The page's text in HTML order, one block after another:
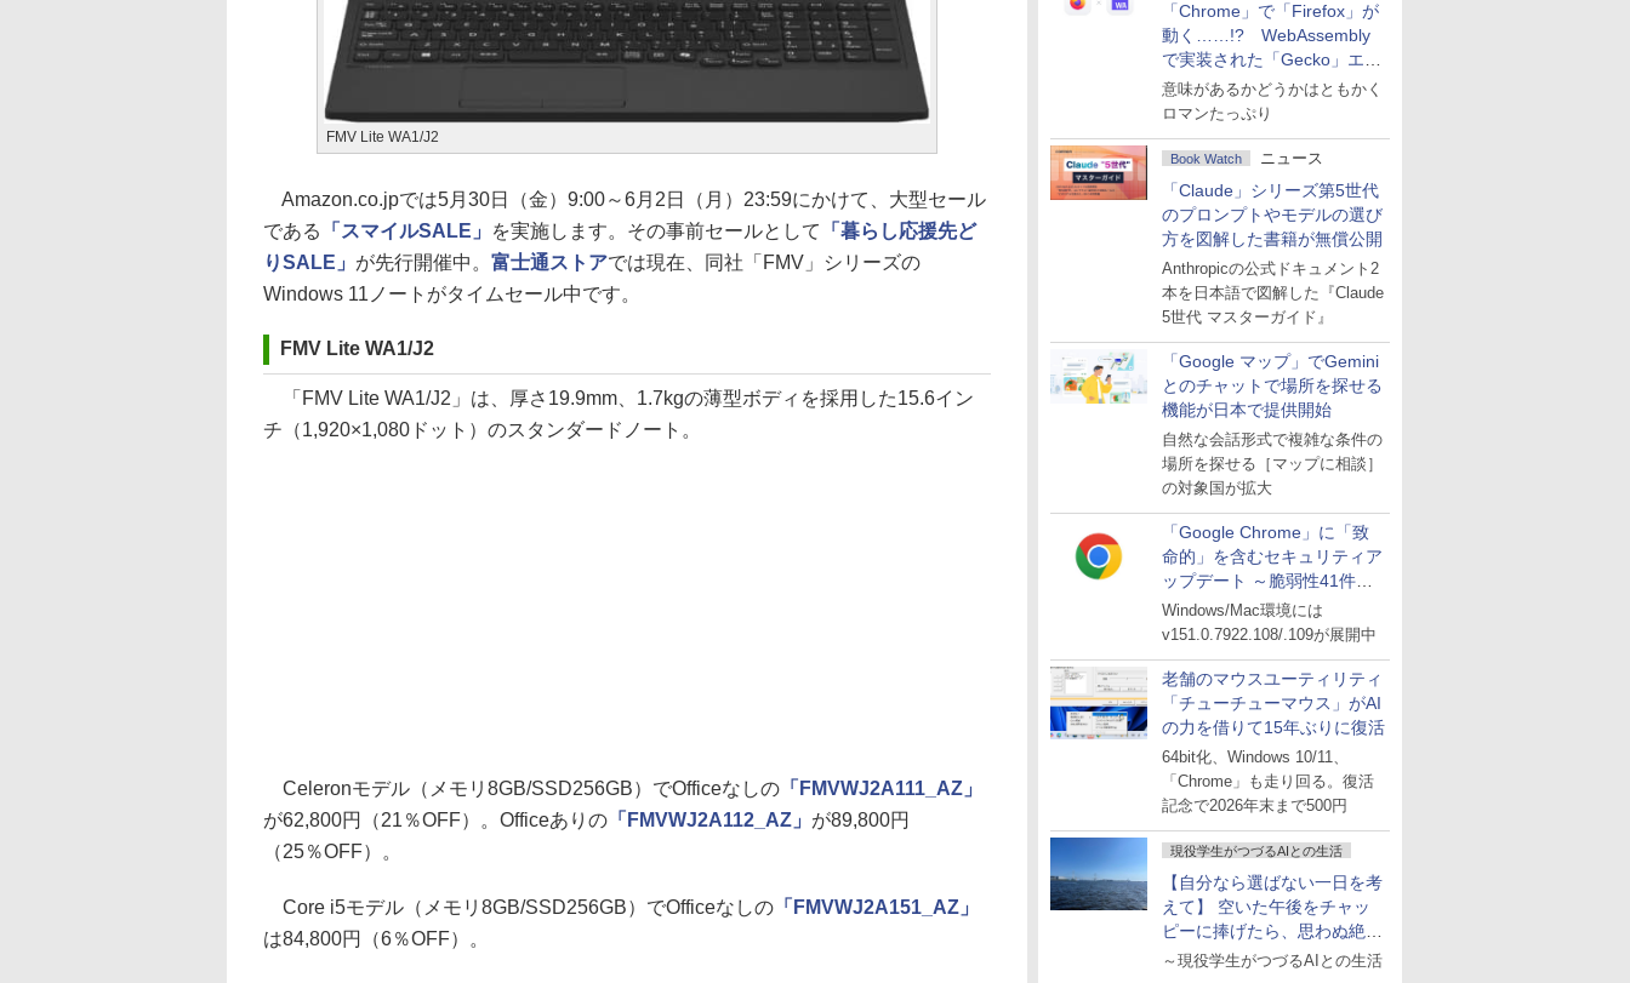
「Chrome」で「Firefox」が
動く……!? WebAssembly
で実装された「Gecko」エン
ジン
意味があるかどうかはともかく
ロマンたっぷり
Book Watch ニュース
「Claude」シリーズ第5世代
のプロンプトやモデルの選び
方を図解した書籍が無償公開
Anthropicの公式ドキュメント2
本を日本語で図解した『Claude
5世代 マスターガイド』
「Google マップ」でGemini
とのチャットで場所を探せる
機能が日本で提供開始
自然な会話形式で複雑な条件の
場所を探せる［マップに相談］
の対象国が拡大
「Google Chrome」に「致
命的」を含むセキュリティア
ップデート ～脆弱性41件に
対処
Windows/Mac環境には
v151.0.7922.108/.109が展開中
老舗のマウスユーティリティ
「チューチューマウス」がAI
の力を借りて15年ぶりに復活
64bit化、Windows 10/11、
「Chrome」も走り回る。復活
記念で2026年末まで500円
現役学生がつづるAIとの生活
【自分なら選ばない一日を考
えて】 空いた午後をチャッ
ピーに捧げたら、思わぬ絶景
に出会った話
～現役学生がつづるAIとの生活
FMV Lite WA1/J2
Amazon.co.jpでは5月30日（金）9:00～6月2日（月）23:59にかけて、大型セール
である
「スマイルSALE」 を実施します。その事前セールとして
「暮らし応援先ど
りSALE」 が先行開催中。 富士通ストアでは現在、同社「FMV」シリーズの
Windows 11ノートがタイムセール中です。
FMV Lite WA1/J2
「FMV Lite WA1/J2」は、厚さ19.9mm、1.7kgの薄型ボディを採用した15.6イン
チ（1,920×1,080ドット）のスタンダードノート。
Celeronモデル（メモリ8GB/SSD256GB）でOfficeなしの 「FMVWJ2A111_AZ」
が62,800円（21％OFF）。Officeありの 「FMVWJ2A112_AZ」 が89,800円
（25％OFF）。
Core i5モデル（メモリ8GB/SSD256GB）でOfficeなしの 「FMVWJ2A151_AZ」
は84,800円（6％OFF）。